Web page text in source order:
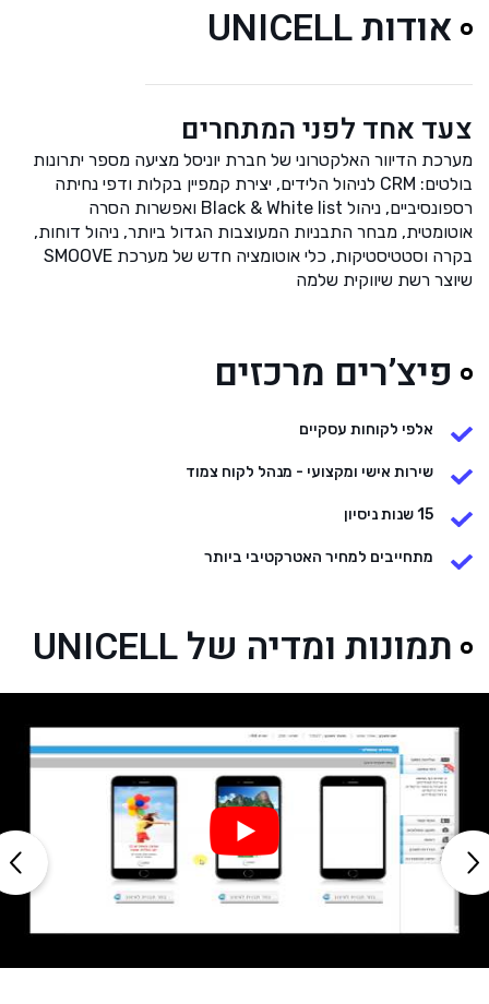
אודות UNICELL
צעד אחד לפני המתחרים
מערכת הדיוור האלקטרוני של חברת יוניסל מציעה מספר יתרונות
בולטים: CRM לניהול הלידים, יצירת קמפיין בקלות ודפי נחיתה
רספונסיביים, ניהול Black & White list ואפשרות הסרה
אוטומטית, מבחר התבניות המעוצבות הגדול ביותר, ניהול דוחות,
בקרה וסטטיסטיקות, כלי אוטומציה חדש של מערכת SMOOVE
שיוצר רשת שיווקית שלמה
פיצ’רים מרכזים
אלפי לקוחות עסקיים
שירות אישי ומקצועי - מנהל לקוח צמוד
15 שנות ניסיון
מתחייבים למחיר האטרקטיבי ביותר
תמונות ומדיה של UNICELL